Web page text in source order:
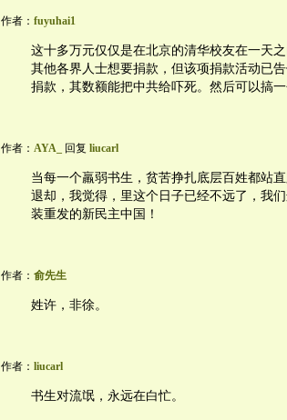
作者： fuyuhai1
这十多万元仅仅是在北京的清华校友在一天
其他各界人士想要捐款，但该项捐款活动已
捐款，其数额能把中共给吓死。然后可以搞
作者： AYA_ 回复 liucarl
当每一个羸弱书生，贫苦挣扎底层百姓都站
退却，我觉得，里这个日子已经不远了，我
装重发的新民主中国！
作者： 俞先生
姓许，非徐。
作者： liucarl
书生对流氓，永远在白忙。